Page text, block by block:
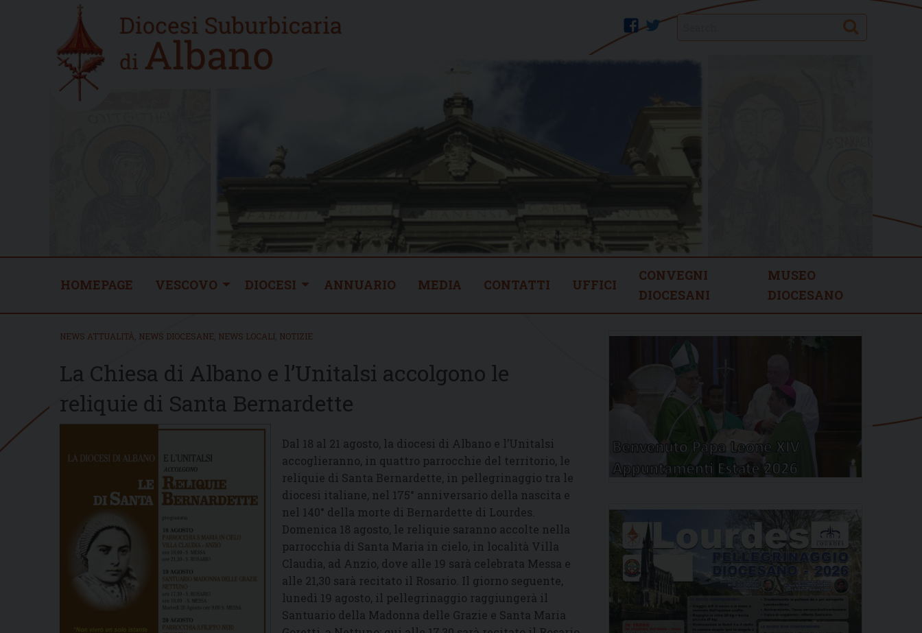
Home
new
twitter
facebook Search
HOMEPAGE VESCOVO DIOCESI ANNUARIO MEDIA CONTATTI UFFICI
CONVEGNI
DIOCESANI
MUSEO
DIOCESANO
NEWS ATTUALITÀ NEWS DIOCESANE NEWS LOCALI NOTIZIE
La Chiesa di Albano e l’Unitalsi accolgono le
reliquie di Santa Bernardette
Dal 18 al 21 agosto, la diocesi di Albano e l’Unitalsi
accoglieranno, in quattro parrocchie del territorio, le
reliquie di Santa Bernardette, in pellegrinaggio tra le
diocesi italiane, nel 175° anniversario della nascita e
nel 140° della morte di Bernardette di Lourdes.
Domenica 18 agosto, le reliquie saranno accolte nella
parrocchia di Santa Maria in cielo, in località Villa
Claudia, ad Anzio, dove alle 19 sarà celebrata Messa e
alle 21,30 sarà recitato il Rosario. Il giorno seguente,
lunedì 19 agosto, il pellegrinaggio raggiungerà il
Santuario della Madonna delle Grazie e Santa Maria